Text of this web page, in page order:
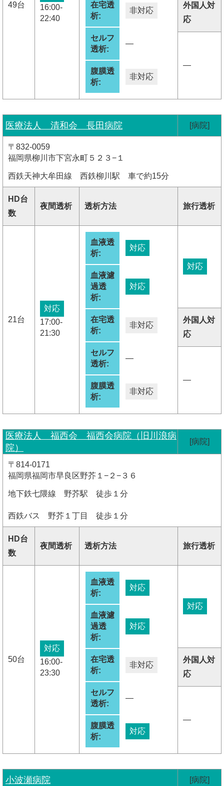
49台
16:00-
22:40
在宅透
析:
非対応
セルフ
透析:
―
腹膜透
析:
非対応
外国人対
応
―
医療法人 清和会 長田病院 [病院]
〒832-0059
福岡県柳川市下宮永町５２３−１
西鉄天神大牟田線 西鉄柳川駅 車で約15分
HD台
数
夜間透析 透析方法 旅行透析
21台
対応
17:00-
21:30
血液透
析:
対応
血液濾
過透
析:
対応
在宅透
析:
非対応
セルフ
透析:
―
腹膜透
析:
非対応
対応
外国人対
応
―
医療法人 福西会 福西会病院（旧川浪病
院）
[病院]
〒814-0171
福岡県福岡市早良区野芥１−２−３６
地下鉄七隈線 野芥駅 徒歩１分
西鉄バス 野芥１丁目 徒歩１分
HD台
数
夜間透析 透析方法 旅行透析
50台
対応
16:00-
23:30
血液透
析:
対応
血液濾
過透
析:
対応
在宅透
析:
非対応
セルフ
透析:
―
腹膜透
析:
対応
対応
外国人対
応
―
小波瀬病院 [病院]